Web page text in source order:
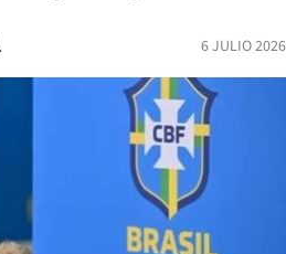
6 JULIO 2026